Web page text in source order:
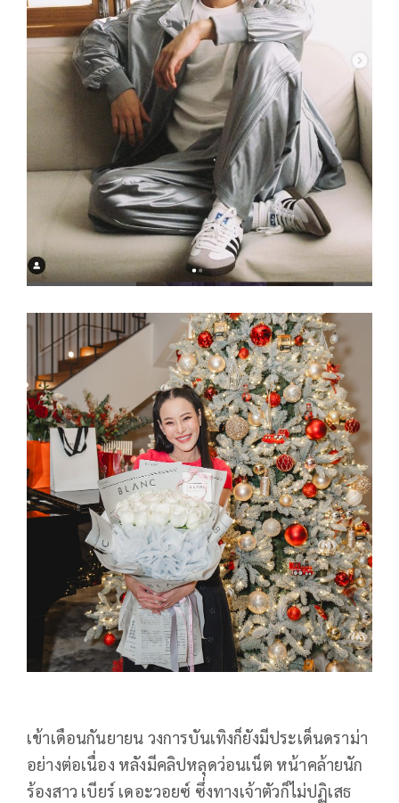
เข้าเดือนกันยายน วงการบันเทิงก็ยังมีประเด็นดราม่า
อย่างต่อเนื่อง หลังมีคลิปหลุดว่อนเน็ต หน้าคล้ายนัก
ร้องสาว เบียร์ เดอะวอยซ์ ซึ่งทางเจ้าตัวก็ไม่ปฏิเสธ